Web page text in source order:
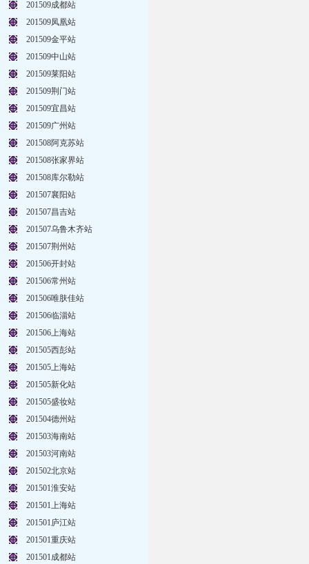
201509成都站
201509凤凰站
201509金平站
201509中山站
201509莱阳站
201509荆门站
201509宜昌站
201509广州站
201508阿克苏站
201508张家界站
201508库尔勒站
201507襄阳站
201507昌吉站
201507乌鲁木齐站
201507荆州站
201506开封站
201506常州站
201506唯肤佳站
201506临淄站
201506上海站
201505西彭站
201505上海站
201505新化站
201505盛妆站
201504德州站
201503海南站
201503河南站
201502北京站
201501淮安站
201501上海站
201501庐江站
201501重庆站
201501成都站